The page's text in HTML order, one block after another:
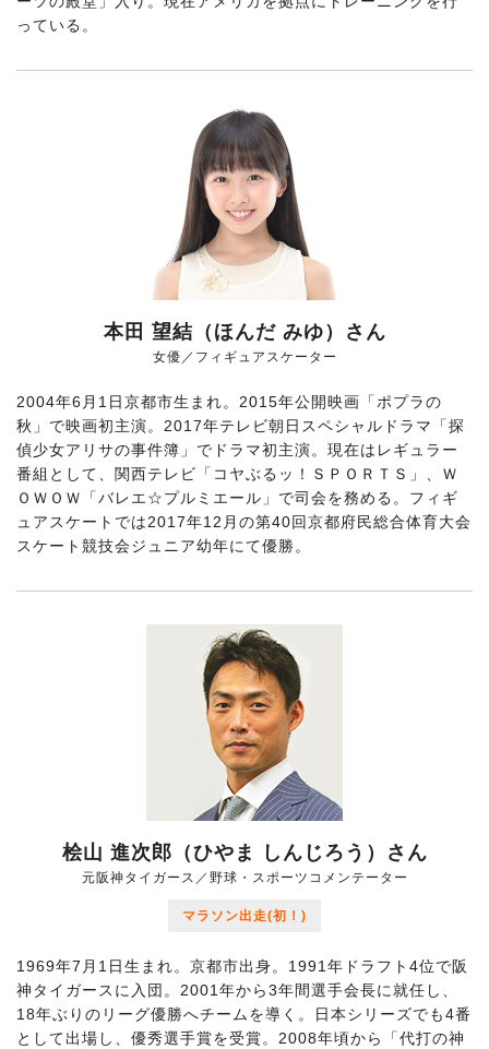
っている。
本田 望結（ほんだ みゆ）さん
女優／フィギュアスケーター
2004年6月1日京都市生まれ。2015年公開映画「ポプラの
秋」で映画初主演。2017年テレビ朝日スペシャルドラマ「探
偵少女アリサの事件簿」でドラマ初主演。現在はレギュラー
番組として、関西テレビ「コヤぶるッ！ＳＰＯＲＴＳ」、Ｗ
ＯＷＯＷ「バレエ☆プルミエール」で司会を務める。フィギ
ュアスケートでは2017年12月の第40回京都府民総合体育大会
スケート競技会ジュニア幼年にて優勝。
桧山 進次郎（ひやま しんじろう）さん
元阪神タイガース／野球・スポーツコメンテーター
マラソン出走(初！)
1969年7月1日生まれ。京都市出身。1991年ドラフト4位で阪
神タイガースに入団。2001年から3年間選手会長に就任し、
18年ぶりのリーグ優勝へチームを導く。日本シリーズでも4番
として出場し、優秀選手賞を受賞。2008年頃から「代打の神